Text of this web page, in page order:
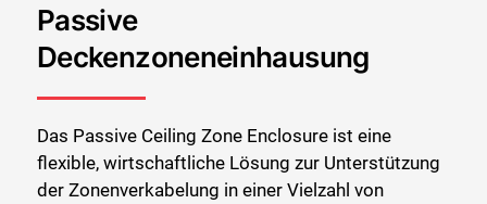
Passive
Deckenzoneneinhausung
Das Passive Ceiling Zone Enclosure ist eine
flexible, wirtschaftliche Lösung zur Unterstützung
der Zonenverkabelung in einer Vielzahl von